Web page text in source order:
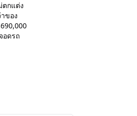
ตกแต่ง
าของ
อดรถ